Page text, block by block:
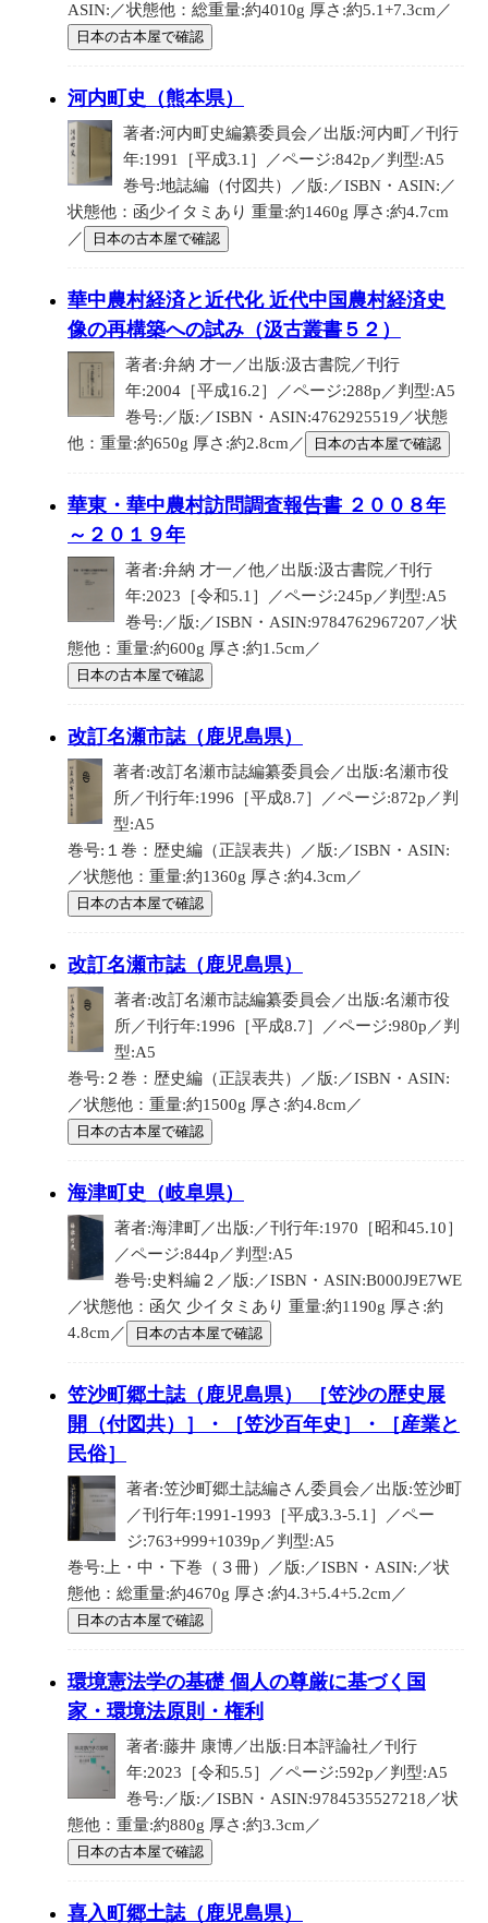
ASIN:／状態他：総重量:約4010g 厚さ:約5.1+7.3cm／
日本の古本屋で確認
河内町史（熊本県）
著者:河内町史編纂委員会／出版:河内町／刊行
年:1991［平成3.1］／ページ:842p／判型:A5
巻号:地誌編（付図共）／版:／ISBN・ASIN:／
状態他：函少イタミあり 重量:約1460g 厚さ:約4.7cm
／
日本の古本屋で確認
華中農村経済と近代化 近代中国農村経済史
像の再構築への試み（汲古叢書５２）
著者:弁納 才一／出版:汲古書院／刊行
年:2004［平成16.2］／ページ:288p／判型:A5
巻号:／版:／ISBN・ASIN:4762925519／状態
他：重量:約650g 厚さ:約2.8cm／
日本の古本屋で確認
華東・華中農村訪問調査報告書 ２００８年
～２０１９年
著者:弁納 才一／他／出版:汲古書院／刊行
年:2023［令和5.1］／ページ:245p／判型:A5
巻号:／版:／ISBN・ASIN:9784762967207／状
態他：重量:約600g 厚さ:約1.5cm／
日本の古本屋で確認
改訂名瀬市誌（鹿児島県）
著者:改訂名瀬市誌編纂委員会／出版:名瀬市役
所／刊行年:1996［平成8.7］／ページ:872p／判
型:A5
巻号:１巻：歴史編（正誤表共）／版:／ISBN・ASIN:
／状態他：重量:約1360g 厚さ:約4.3cm／
日本の古本屋で確認
改訂名瀬市誌（鹿児島県）
著者:改訂名瀬市誌編纂委員会／出版:名瀬市役
所／刊行年:1996［平成8.7］／ページ:980p／判
型:A5
巻号:２巻：歴史編（正誤表共）／版:／ISBN・ASIN:
／状態他：重量:約1500g 厚さ:約4.8cm／
日本の古本屋で確認
海津町史（岐阜県）
著者:海津町／出版:／刊行年:1970［昭和45.10］
／ページ:844p／判型:A5
巻号:史料編２／版:／ISBN・ASIN:B000J9E7WE
／状態他：函欠 少イタミあり 重量:約1190g 厚さ:約
4.8cm／
日本の古本屋で確認
笠沙町郷土誌（鹿児島県） ［笠沙の歴史展
開（付図共）］・［笠沙百年史］・［産業と
民俗］
著者:笠沙町郷土誌編さん委員会／出版:笠沙町
／刊行年:1991-1993［平成3.3-5.1］／ペー
ジ:763+999+1039p／判型:A5
巻号:上・中・下巻（３冊）／版:／ISBN・ASIN:／状
態他：総重量:約4670g 厚さ:約4.3+5.4+5.2cm／
日本の古本屋で確認
環境憲法学の基礎 個人の尊厳に基づく国
家・環境法原則・権利
著者:藤井 康博／出版:日本評論社／刊行
年:2023［令和5.5］／ページ:592p／判型:A5
巻号:／版:／ISBN・ASIN:9784535527218／状
態他：重量:約880g 厚さ:約3.3cm／
日本の古本屋で確認
喜入町郷土誌（鹿児島県）